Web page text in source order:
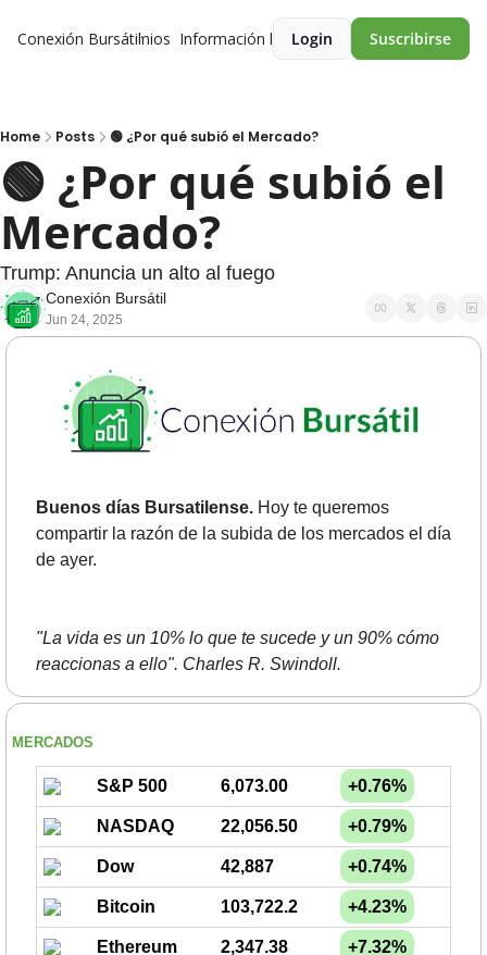
Conexión BursátilPremios Información legalLogin Suscribirse
Home Posts 🟢 ¿Por qué subió el Mercado?
🟢 ¿Por qué subió el
Mercado?
Trump: Anuncia un alto al fuego
Conexión Bursátil
Jun 24, 2025
Buenos días Bursatilense. Hoy te queremos
compartir la razón de la subida de los mercados el día
de ayer.
"La vida es un 10% lo que te sucede y un 90% cómo
reaccionas a ello". Charles R. Swindoll.
MERCADOS
S&P 500 6,073.00 +0.76%
NASDAQ 22,056.50 +0.79%
Dow 42,887 +0.74%
Bitcoin 103,722.2 +4.23%
Ethereum 2,347.38 +7.32%